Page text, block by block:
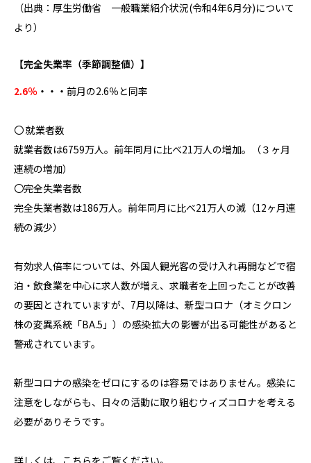
（出典：厚生労働省 一般職業紹介状況(令和4年6月分)について
より）
【完全失業率 （季節調整値）】
2.6％ ・・・ 前月の2.6％と同率
〇 就業者数
就業者数は6759万人。前年同月に比べ21万人の増加。（３ヶ月
連続の増加）
〇完全失業者数
完全失業者数は186万人。前年同月に比べ21万人の減（12ヶ月連
続の減少）
有効求人倍率については、外国人観光客の受け入れ再開などで宿
泊・飲食業を中心に求人数が増え、求職者を上回ったことが改善
の要因とされていますが、7月以降は、新型コロナ（オミクロン
株の変異系統「BA.5」）の感染拡大の影響が出る可能性があると
警戒されています。
新型コロナの感染をゼロにするのは容易ではありません。感染に
注意をしながらも、日々の活動に取り組むウィズコロナを考える
必要がありそうです。